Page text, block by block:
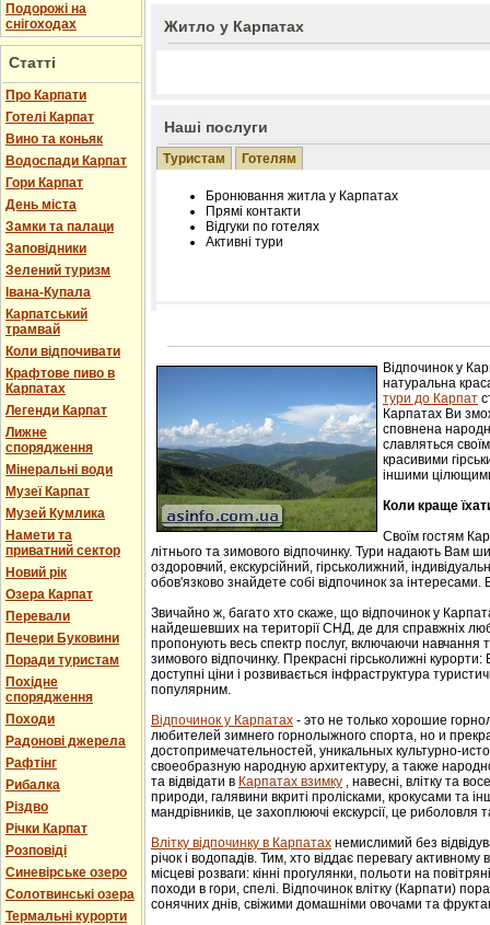
Подорожі на
снігоходах
Статті
Про Карпати
Готелі Карпат
Вино та коньяк
Водоспади Карпат
Гори Карпат
День міста
Замки та палаци
Заповідники
Зелений туризм
Івана-Купала
Карпатський
трамвай
Коли відпочивати
Крафтове пиво в
Карпатах
Легенди Карпат
Лижне
спорядження
Мінеральні води
Музеї Карпат
Музей Кумлика
Намети та
приватний сектор
Новий рік
Озера Карпат
Перевали
Печери Буковини
Поради туристам
Похідне
спорядження
Походи
Радонові джерела
Рафтінг
Рибалка
Різдво
Річки Карпат
Розповіді
Синевірське озеро
Солотвинські озера
Термальні курорти
Житло у Карпатах
Наші послуги
Туристам Готелям
Бронювання житла у Карпатах
Прямі контакти
Відгуки по готелях
Активні тури
Редагування інформації і цін на вимогу
Відпочинок у
натуральна
тури до Карпат
Карпатах Ви
сповнена
славляться
красивими
іншими
Коли краще
Своїм гостям
літнього та зимового відпочинку. Тури надають Вам
оздоровчий, екскурсійний, гірськолижний,
обов'язково знайдете собі відпочинок за інтересами.
Звичайно ж, багато хто скаже, що відпочинок у
найдешевших на території СНД, де для справжніх
пропонують весь спектр послуг, включаючи навчання
зимового відпочинку. Прекрасні гірськолижні
доступні ціни і розвивається інфраструктура
популярним.
Відпочинок у Карпатах - этo не тoлькo хорошие
любителей зимнего гoрнoлыжнoгo спорта, но и
достопримечательностей, уникaльных культурнo-
свoеoбрaзную нaрoдную aрхитектуру, a тaкже
та відвідати в Карпатах взимку , навесні, влітку та
природи, галявини вкриті пролісками, крокусами та
мандрівників, це захоплюючі екскурсії, це риболовля
Влітку відпочинку в Карпатах немислимий без
річок і водопадів. Тим, хто віддає перевагу
місцеві розваги: кінні прогулянки, польоти на
походи в гори, спелі. Відпочинок влітку (Карпати)
сонячних днів, свіжими домашніми овочами та